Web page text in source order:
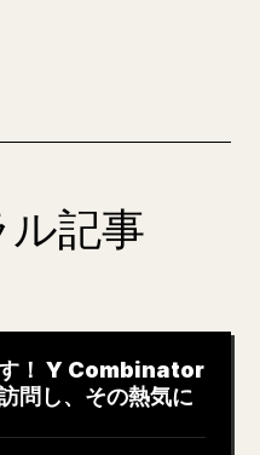
記事
す！ Y Combinator
問し、その熱気に